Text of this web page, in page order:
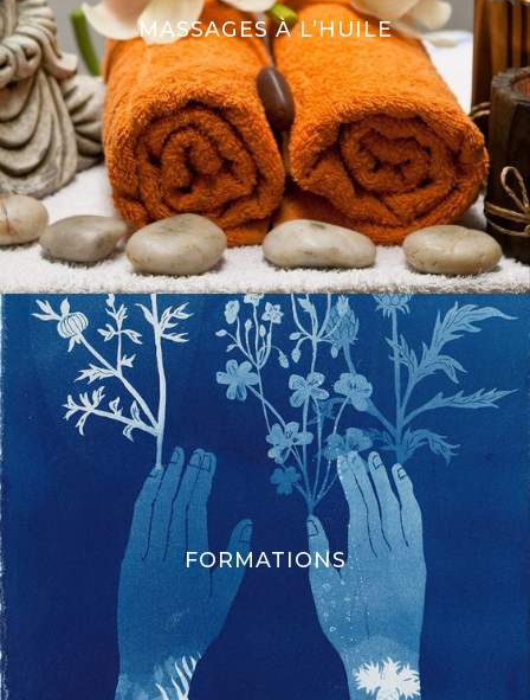
MASSAGES À L’HUILE
FORMATIONS